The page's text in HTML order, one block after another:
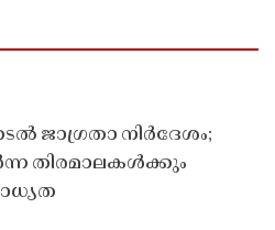
ജാഗ്രതാ നിർദേശം;
തിരമാലകൾക്കും